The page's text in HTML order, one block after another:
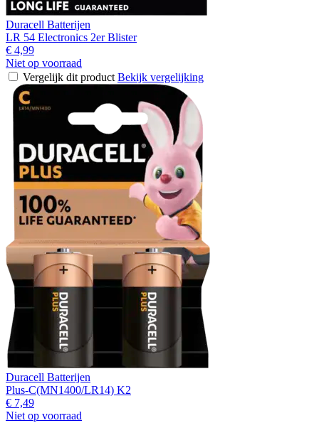
Duracell Batterijen
LR 54 Electronics 2er Blister
€ 4,99
Niet op voorraad
Vergelijk dit product Bekijk vergelijking
Duracell Batterijen
Plus-C(MN1400/LR14) K2
€ 7,49
Niet op voorraad